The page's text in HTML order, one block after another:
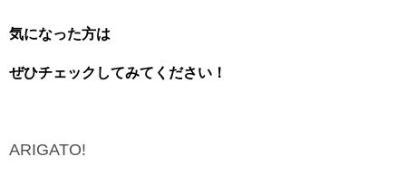
気になった方は
ぜひチェックしてみてください！
ARIGATO!